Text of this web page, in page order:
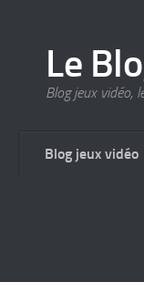
Le
Blog jeux vidéo,
Blog jeux vidéo